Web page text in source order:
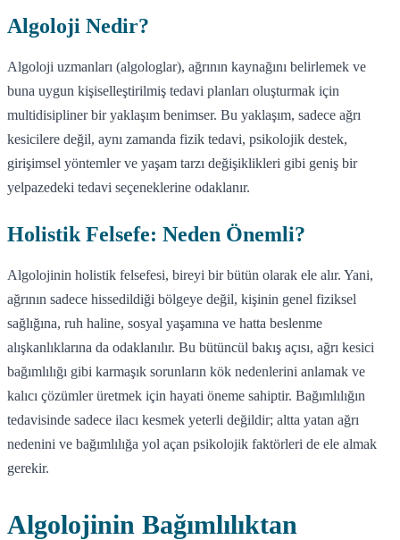
Algoloji Nedir?
Algoloji uzmanları (algologlar), ağrının kaynağını belirlemek ve
buna uygun kişiselleştirilmiş tedavi planları oluşturmak için
multidisipliner bir yaklaşım benimser. Bu yaklaşım, sadece ağrı
kesicilere değil, aynı zamanda fizik tedavi, psikolojik destek,
girişimsel yöntemler ve yaşam tarzı değişiklikleri gibi geniş bir
yelpazedeki tedavi seçeneklerine odaklanır.
Holistik Felsefe: Neden Önemli?
Algolojinin holistik felsefesi, bireyi bir bütün olarak ele alır. Yani,
ağrının sadece hissedildiği bölgeye değil, kişinin genel fiziksel
sağlığına, ruh haline, sosyal yaşamına ve hatta beslenme
alışkanlıklarına da odaklanılır. Bu bütüncül bakış açısı, ağrı kesici
bağımlılığı gibi karmaşık sorunların kök nedenlerini anlamak ve
kalıcı çözümler üretmek için hayati öneme sahiptir. Bağımlılığın
tedavisinde sadece ilacı kesmek yeterli değildir; altta yatan ağrı
nedenini ve bağımlılığa yol açan psikolojik faktörleri de ele almak
gerekir.
Algolojinin Bağımlılıktan